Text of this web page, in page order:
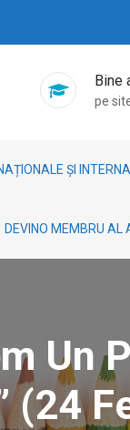
Bine
pe
ȘI
DEVINO MEMBRU AL
Un
(24